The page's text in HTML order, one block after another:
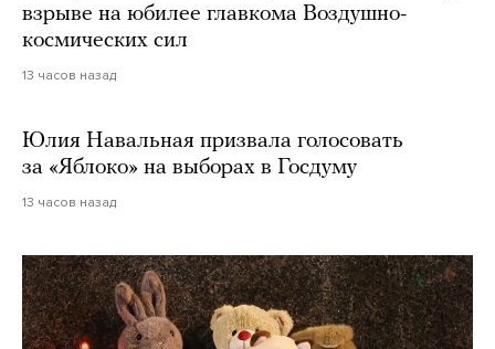
взрыве на юбилее главкома Воздушно-
космических сил
13 часов назад
Юлия Навальная призвала голосовать
за «Яблоко» на выборах в Госдуму
13 часов назад